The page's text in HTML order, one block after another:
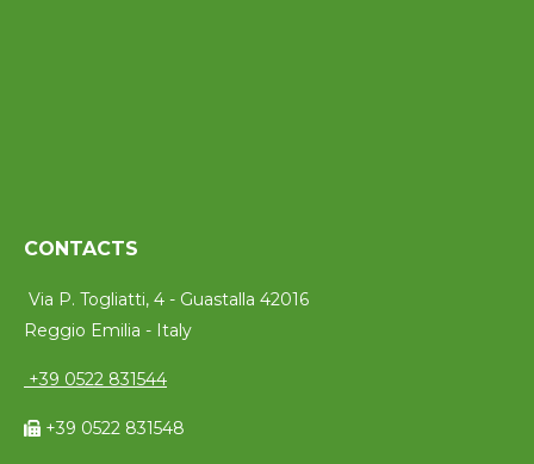
CONTACTS
Via P. Togliatti, 4 - Guastalla 42016
Reggio Emilia - Italy
+39 0522 831544
+39 0522 831548